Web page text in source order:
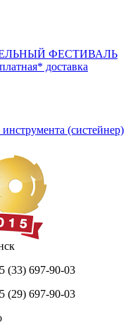
ФЕСТИВАЛЬ
доставка
(систейнер)
(33) 697-90-03
(29) 697-90-03